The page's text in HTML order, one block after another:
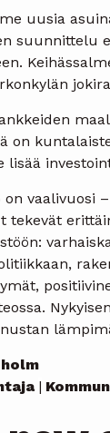
uusia
suunnittelu
on
lisää
on vaalivuosi
tekevät
|